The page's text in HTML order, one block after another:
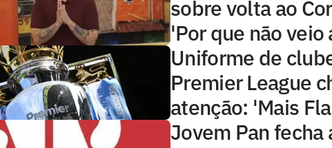
sobre volta ao
'Por que não veio
Uniforme de
Premier League
atenção: 'Mais
Jovem Pan fecha